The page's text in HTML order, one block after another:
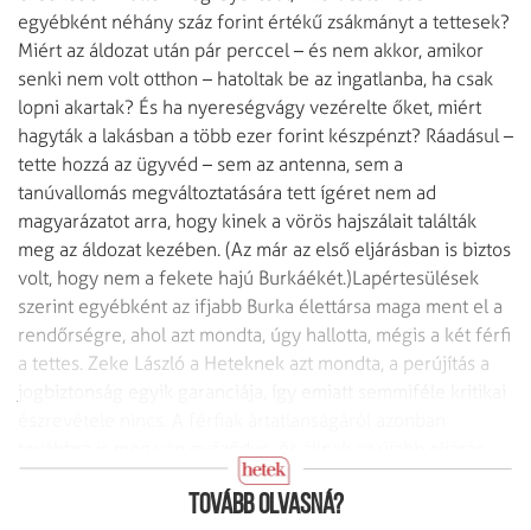
egyébként néhány száz forint értékű zsákmányt a tettesek?
Miért az áldozat után pár perccel – és nem akkor, amikor
senki nem volt otthon – hatoltak be az ingatlanba, ha csak
lopni akartak? És ha nyereségvágy vezérelte őket, miért
hagyták a lakásban a több ezer forint készpénzt? Ráadásul –
tette hozzá az ügyvéd – sem az antenna, sem a
tanúvallomás megváltoztatására tett ígéret nem ad
magyarázatot arra, hogy kinek a vörös hajszálait találták
meg az áldozat kezében. (Az már az első eljárásban is biztos
volt, hogy nem a fekete hajú Burkáékét.)Lapértesülések
szerint egyébként az ifjabb Burka élettársa maga ment el a
rendőrségre, ahol azt mondta, úgy hallotta, mégis a két férfi
a tettes. Zeke László a Heteknek azt mondta, a perújítás a
Tovább olvasná?